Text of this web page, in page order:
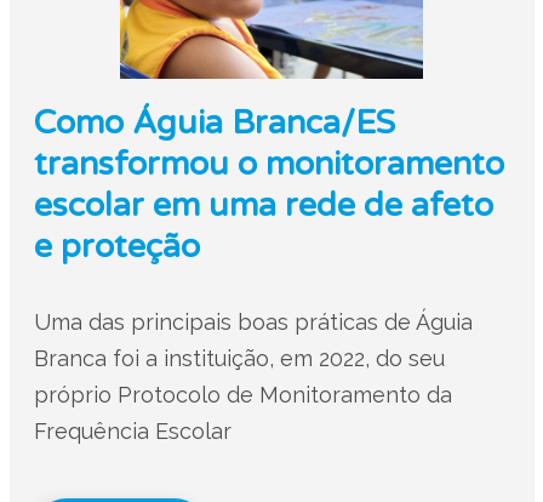
Como Águia Branca/ES
transformou o monitoramento
escolar em uma rede de afeto
e proteção
Uma das principais boas práticas de Águia
Branca foi a instituição, em 2022, do seu
próprio Protocolo de Monitoramento da
Frequência Escolar